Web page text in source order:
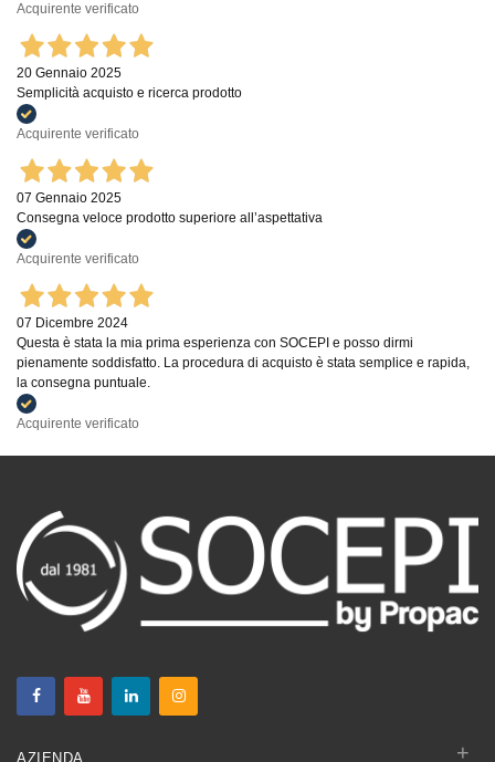
Acquirente verificato
20 Gennaio 2025
Semplicità acquisto e ricerca prodotto
Acquirente verificato
07 Gennaio 2025
Consegna veloce prodotto superiore all’aspettativa
Acquirente verificato
07 Dicembre 2024
Questa è stata la mia prima esperienza con SOCEPI e posso dirmi
pienamente soddisfatto. La procedura di acquisto è stata semplice e rapida,
la consegna puntuale.
Acquirente verificato
AZIENDA +